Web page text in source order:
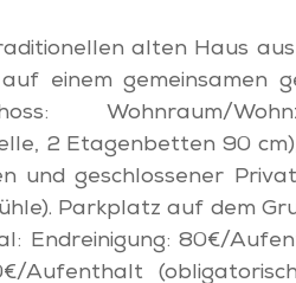
alten Haus
einem gemeinsamen
Wohnraum/
2 Etagenbetten 90
und geschlossener
Parkplatz auf dem
Endreinigung: 80€/
Aufenthalt